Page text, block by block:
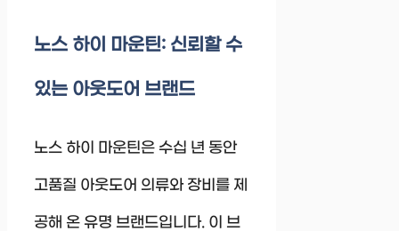
노스 하이 마운틴: 신뢰할 수
있는 아웃도어 브랜드
노스 하이 마운틴은 수십 년 동안
고품질 아웃도어 의류와 장비를 제
공해 온 유명 브랜드입니다. 이 브